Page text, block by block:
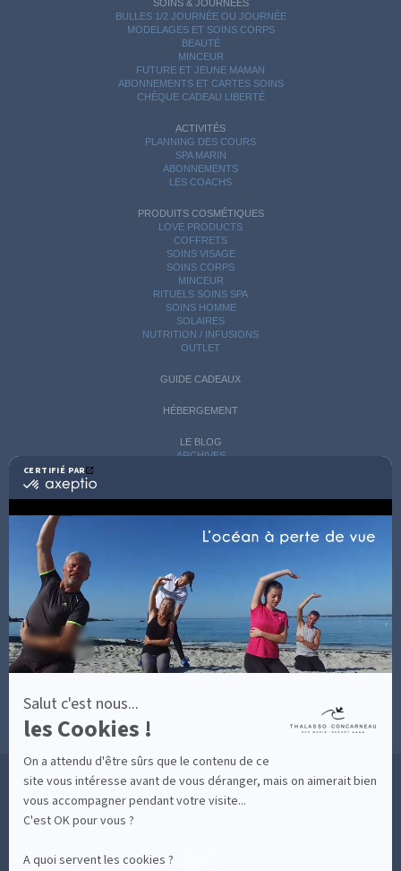
CERTIFIÉ PAR
certifié
Salut c'est nous...
les Cookies !
On a attendu d'être sûrs que le contenu de ce
site vous intéresse avant de vous déranger, mais on aimerait bien
vous accompagner pendant votre visite...
C'est OK pour vous ?
A quoi servent les cookies ?
SOINS & JOURNÉES
BULLES 1/2 JOURNÉE OU JOURNÉE
MODELAGES ET SOINS CORPS
BEAUTÉ
MINCEUR
FUTURE ET JEUNE MAMAN
ABONNEMENTS ET CARTES SOINS
CHÈQUE CADEAU LIBERTÉ
ACTIVITÉS
PLANNING DES COURS
SPA MARIN
ABONNEMENTS
LES COACHS
PRODUITS COSMÉTIQUES
LOVE PRODUCTS
COFFRETS
SOINS VISAGE
SOINS CORPS
MINCEUR
RITUELS SOINS SPA
SOINS HOMME
SOLAIRES
NUTRITION / INFUSIONS
OUTLET
GUIDE CADEAUX
HÉBERGEMENT
LE BLOG
ARCHIVES
LES COACHS
SOINS AVEC HÉBERGEMENT
BONNES RAISONS DE VENIR
MON COMPTE
MON PANIER
ACCÈS
CONTACT
MESURES D'HYGIÈNE
POLITIQUE DE CONFIDENTIALITÉ
MENTIONS LÉGALES
36 RUE DES SABLES BLANCS - 29900 CONCARNEAU - 02 98 75 05 40
CLIQUEZ-ICI POUR MODIFIER VOS PRÉFÉRENCES EN MATIÈRE DE COOKIES